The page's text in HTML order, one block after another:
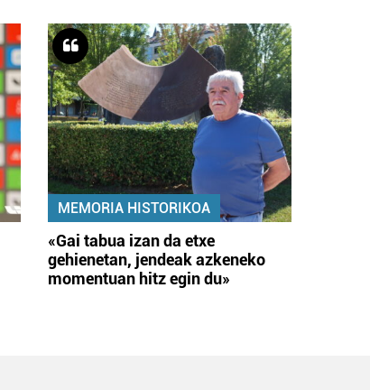
MEMORIA HISTORIKOA
«Gai tabua izan da etxe
gehienetan, jendeak azkeneko
momentuan hitz egin du»